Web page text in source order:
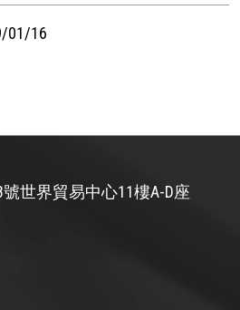
01/16
世界貿易中心11樓A-D座